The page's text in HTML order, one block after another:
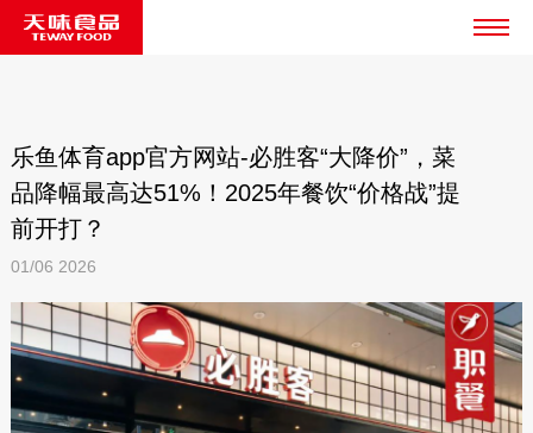
乐鱼体育app官方网站-必胜客“大降价”，菜
品降幅最高达51%！2025年餐饮“价格战”提
前开打？
01/06 2026